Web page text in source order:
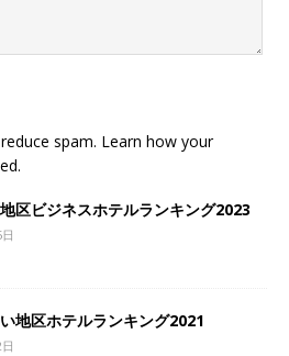
spam. Learn how your
.
区ビジネスホテルランキング2023
地区ホテルランキング2021